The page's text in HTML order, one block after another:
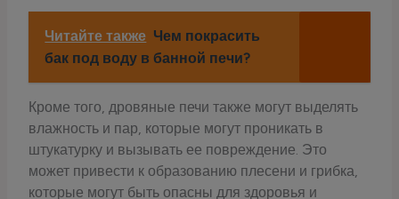
Читайте также Чем покрасить
бак под воду в банной печи?
Кроме того, дровяные печи также могут выделять
влажность и пар, которые могут проникать в
штукатурку и вызывать ее повреждение. Это
может привести к образованию плесени и грибка,
которые могут быть опасны для здоровья и